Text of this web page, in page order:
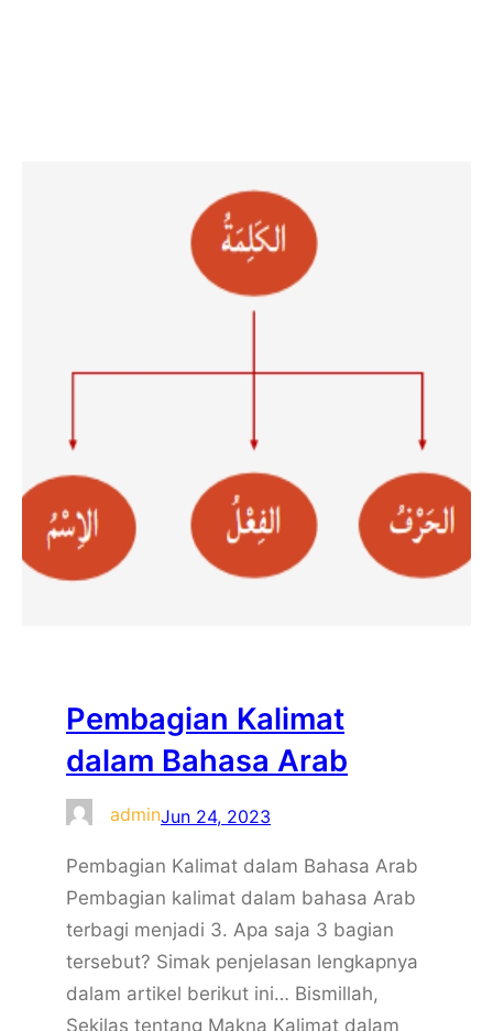
Pembagian Kalimat
dalam Bahasa Arab
adminJun 24, 2023
Pembagian Kalimat dalam Bahasa Arab
Pembagian kalimat dalam bahasa Arab
terbagi menjadi 3. Apa saja 3 bagian
tersebut? Simak penjelasan lengkapnya
dalam artikel berikut ini… Bismillah,
Sekilas tentang Makna Kalimat dalam